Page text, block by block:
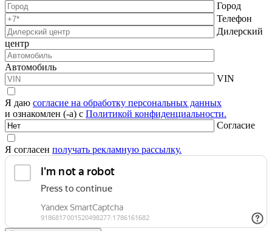
Город
Телефон
Дилерский
центр
Автомобиль
VIN
Я даю согласие на обработку персональных данных
и ознакомлен (-а) с Политикой конфиденциальности.
Согласие
Я согласен получать рекламную рассылку.